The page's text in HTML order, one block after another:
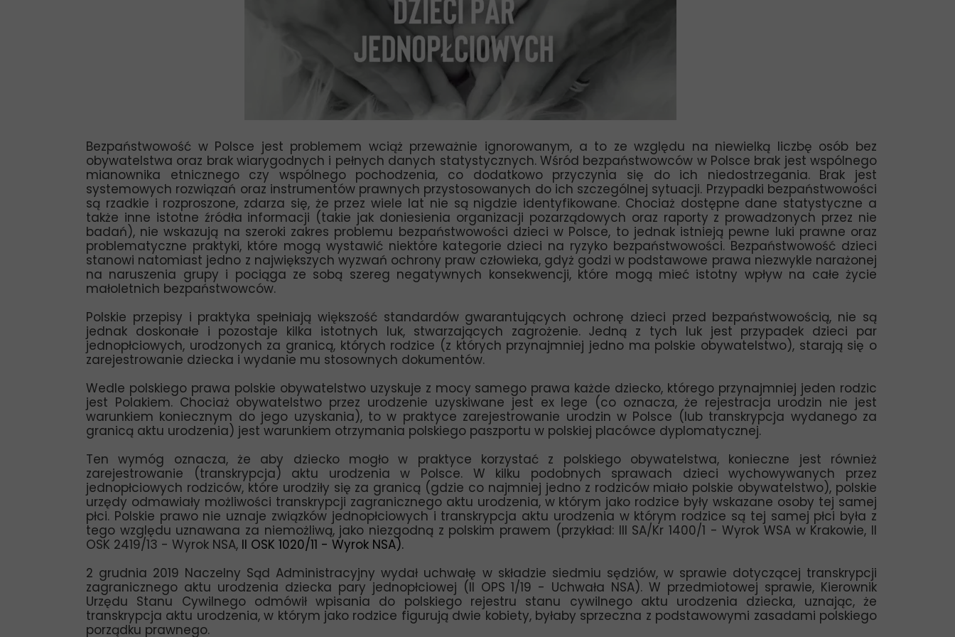
Bezpaństwowość w Polsce jest problemem wciąż przeważnie ignorowanym, a to ze względu na niewielką liczbę osób bez
obywatelstwa oraz brak wiarygodnych i pełnych danych statystycznych. Wśród bezpaństwowców w Polsce brak jest wspólnego
mianownika etnicznego czy wspólnego pochodzenia, co dodatkowo przyczynia się do ich niedostrzegania. Brak jest
systemowych rozwiązań oraz instrumentów prawnych przystosowanych do ich szczególnej sytuacji. Przypadki bezpaństwowości
są rzadkie i rozproszone, zdarza się, że przez wiele lat nie są nigdzie identyfikowane. Chociaż dostępne dane statystyczne a
także inne istotne źródła informacji (takie jak doniesienia organizacji pozarządowych oraz raporty z prowadzonych przez nie
badań), nie wskazują na szeroki zakres problemu bezpaństwowości dzieci w Polsce, to jednak istnieją pewne luki prawne oraz
problematyczne praktyki, które mogą wystawić niektóre kategorie dzieci na ryzyko bezpaństwowości. Bezpaństwowość dzieci
stanowi natomiast jedno z największych wyzwań ochrony praw człowieka, gdyż godzi w podstawowe prawa niezwykle narażonej
na naruszenia grupy i pociąga ze sobą szereg negatywnych konsekwencji, które mogą mieć istotny wpływ na całe życie
małoletnich bezpaństwowców.
Polskie przepisy i praktyka spełniają większość standardów gwarantujących ochronę dzieci przed bezpaństwowością, nie są
jednak doskonałe i pozostaje kilka istotnych luk, stwarzających zagrożenie. Jedną z tych luk jest przypadek dzieci par
jednopłciowych, urodzonych za granicą, których rodzice (z których przynajmniej jedno ma polskie obywatelstwo), starają się o
zarejestrowanie dziecka i wydanie mu stosownych dokumentów.
Wedle polskiego prawa polskie obywatelstwo uzyskuje z mocy samego prawa każde dziecko, którego przynajmniej jeden rodzic
jest Polakiem. Chociaż obywatelstwo przez urodzenie uzyskiwane jest ex lege (co oznacza, że rejestracja urodzin nie jest
warunkiem koniecznym do jego uzyskania), to w praktyce zarejestrowanie urodzin w Polsce (lub transkrypcja wydanego za
granicą aktu urodzenia) jest warunkiem otrzymania polskiego paszportu w polskiej placówce dyplomatycznej.
Ten wymóg oznacza, że aby dziecko mogło w praktyce korzystać z polskiego obywatelstwa, konieczne jest również
zarejestrowanie (transkrypcja) aktu urodzenia w Polsce. W kilku podobnych sprawach dzieci wychowywanych przez
jednopłciowych rodziców, które urodziły się za granicą (gdzie co najmniej jedno z rodziców miało polskie obywatelstwo), polskie
urzędy odmawiały możliwości transkrypcji zagranicznego aktu urodzenia, w którym jako rodzice były wskazane osoby tej samej
płci. Polskie prawo nie uznaje związków jednopłciowych i transkrypcja aktu urodzenia w którym rodzice są tej samej płci była z
tego względu uznawana za niemożliwą, jako niezgodną z polskim prawem (przykład: III SA/Kr 1400/1 - Wyrok WSA w Krakowie, II
OSK 2419/13 - Wyrok NSA, II OSK 1020/11 - Wyrok NSA).
2 grudnia 2019 Naczelny Sąd Administracyjny wydał uchwałę w składzie siedmiu sędziów, w sprawie dotyczącej transkrypcji
zagranicznego aktu urodzenia dziecka pary jednopłciowej (II OPS 1/19 - Uchwała NSA). W przedmiotowej sprawie, Kierownik
Urzędu Stanu Cywilnego odmówił wpisania do polskiego rejestru stanu cywilnego aktu urodzenia dziecka, uznając, że
transkrypcja aktu urodzenia, w którym jako rodzice figurują dwie kobiety, byłaby sprzeczna z podstawowymi zasadami polskiego
porządku prawnego.